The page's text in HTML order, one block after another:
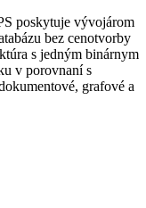
poskytuje vývojárom
bez cenotvorby
s jedným binárnym
v porovnaní s
grafové a